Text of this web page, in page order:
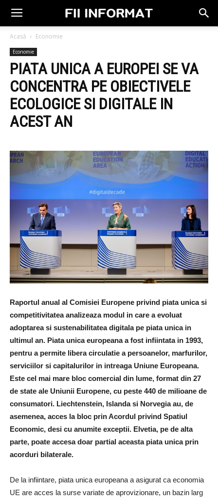
Acasă Economie
Economie
PIATA UNICA A EUROPEI SE VA
CONCENTRA PE OBIECTIVELE
ECOLOGICE SI DIGITALE IN
ACEST AN
Raportul anual al Comisiei Europene privind piata unica si
competitivitatea analizeaza modul in care a evoluat
adoptarea si sustenabilitatea digitala pe piata unica in
ultimul an. Piata unica europeana a fost infiintata in 1993,
pentru a permite libera circulatie a persoanelor, marfurilor,
serviciilor si capitalurilor in intreaga Uniune Europeana.
Este cel mai mare bloc comercial din lume, format din 27
de state ale Uniunii Europene, cu peste 440 de milioane de
consumatori. Liechtenstein, Islanda si Norvegia au, de
asemenea, acces la bloc prin Acordul privind Spatiul
Economic, desi cu anumite exceptii. Elvetia, pe de alta
parte, poate accesa doar partial aceasta piata unica prin
acorduri bilaterale.
De la infiintare, piata unica europeana a asigurat ca economia
UE are acces la surse variate de aprovizionare, un bazin larg